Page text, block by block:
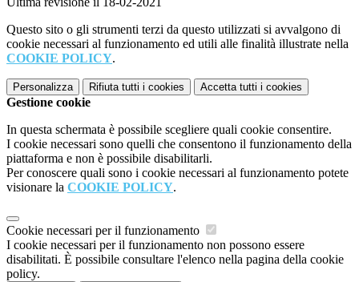
Questo sito o gli strumenti terzi da questo utilizzati si avvalgono di
cookie necessari al funzionamento ed utili alle finalità illustrate nella
COOKIE POLICY.
Personalizza Rifiuta tutti i cookies Accetta tutti i cookies
Gestione cookie
In questa schermata è possibile scegliere quali cookie consentire.
I cookie necessari sono quelli che consentono il funzionamento della
piattaforma e non è possibile disabilitarli.
Per conoscere quali sono i cookie necessari al funzionamento potete
visionare la COOKIE POLICY.
Cookie necessari per il funzionamento
I cookie necessari per il funzionamento non possono essere
disabilitati. È possibile consultare l'elenco nella pagina della cookie
policy.